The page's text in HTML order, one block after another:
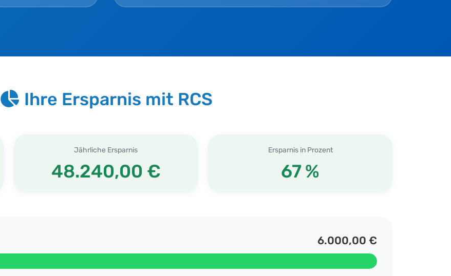
Ihre Ersparnis mit RCS
Jährliche Ersparnis
48.240,00 €
Ersparnis in Prozent
67 %
6.000,00 €